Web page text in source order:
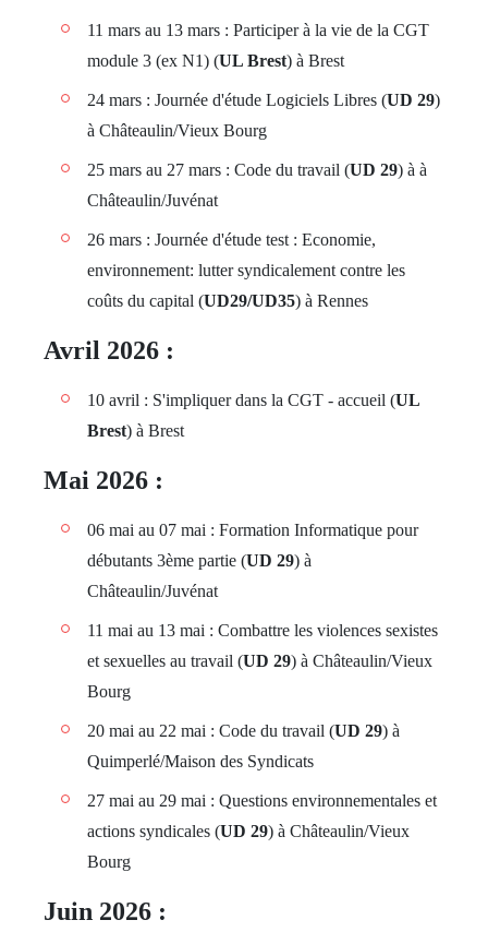
11 mars au 13 mars : Participer à la vie de la CGT
module 3 (ex N1) (UL Brest) à Brest
24 mars : Journée d'étude Logiciels Libres (UD 29)
à Châteaulin/Vieux Bourg
25 mars au 27 mars : Code du travail (UD 29) à à
Châteaulin/Juvénat
26 mars : Journée d'étude test : Economie,
environnement: lutter syndicalement contre les
coûts du capital (UD29/UD35) à Rennes
Avril 2026 :
10 avril : S'impliquer dans la CGT - accueil (UL
Brest) à Brest
Mai 2026 :
06 mai au 07 mai : Formation Informatique pour
débutants 3ème partie (UD 29) à
Châteaulin/Juvénat
11 mai au 13 mai : Combattre les violences sexistes
et sexuelles au travail (UD 29) à Châteaulin/Vieux
Bourg
20 mai au 22 mai : Code du travail (UD 29) à
Quimperlé/Maison des Syndicats
27 mai au 29 mai : Questions environnementales et
actions syndicales (UD 29) à Châteaulin/Vieux
Bourg
Juin 2026 :